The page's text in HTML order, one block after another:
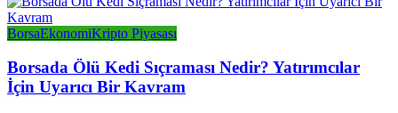
BorsaEkonomiKripto Piyasası
Borsada Ölü Kedi Sıçraması Nedir? Yatırımcılar
İçin Uyarıcı Bir Kavram